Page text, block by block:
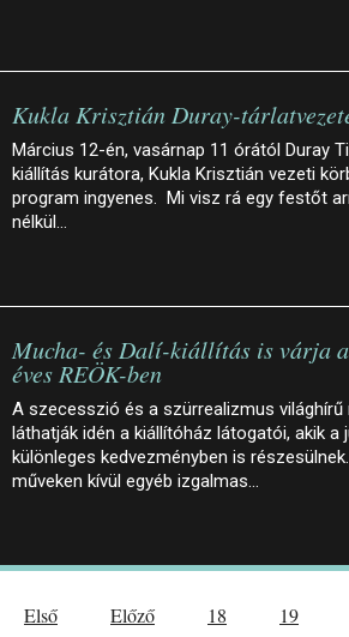
Kukla Krisztián Duray-
Március 12-én, vasárnap 11 órától Duray
kiállítás kurátora, Kukla Krisztián vezeti
program ingyenes. Mi visz rá egy festőt
nélkül…
Mucha- és Dalí-kiállítás is várja
éves REÖK-ben
A szecesszió és a szürrealizmus
láthatják idén a kiállítóház látogatói, akik a
különleges kedvezményben is
műveken kívül egyéb izgalmas…
Első Előző 18 19